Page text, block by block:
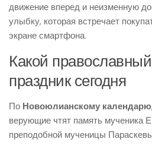
движение вперед и неизменную
улыбку, которая встречает
экране смартфона.
Какой
праздник сегодня
По Новоюлианскому календарю
верующие чтят память мученика
преподобной мученицы